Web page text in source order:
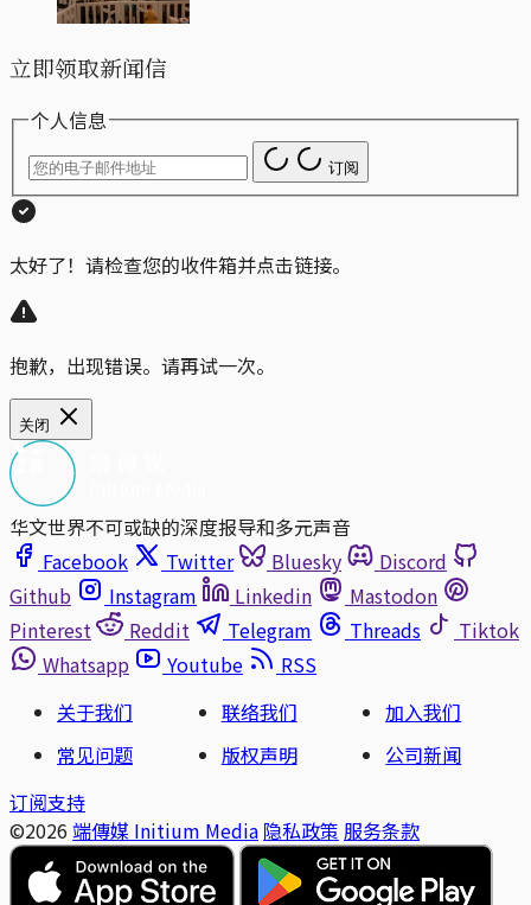
立即领取新闻信
个人信息
订阅
太好了！请检查您的收件箱并点击链接。
抱歉，出现错误。请再试一次。
关闭
华文世界不可或缺的深度报导和多元声音
Facebook
Twitter Bluesky
Discord
Github
Instagram Linkedin
Mastodon
Pinterest
Reddit Telegram Threads
Tiktok
Whatsapp
Youtube
RSS
关于我们
联络我们
加入我们
常见问题
版权声明
公司新闻
订阅支持
©2026 端傳媒 Initium Media 隐私政策 服务条款